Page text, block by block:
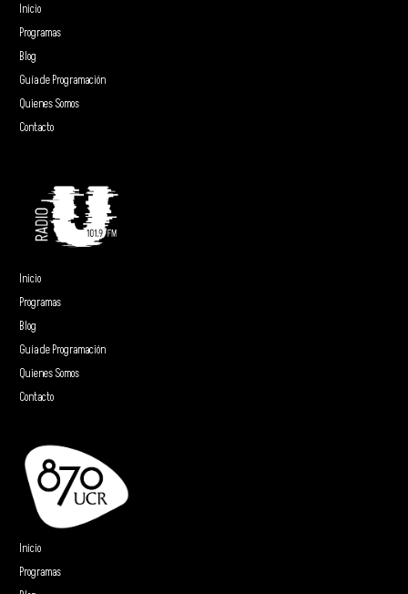
Inicio
Programas
Blog
Guía de Programación
Quienes Somos
Contacto
Inicio
Programas
Blog
Guía de Programación
Quienes Somos
Contacto
Inicio
Programas